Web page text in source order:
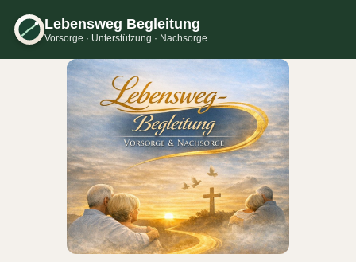
Lebensweg Begleitung
Vorsorge · Unterstützung · Nachsorge